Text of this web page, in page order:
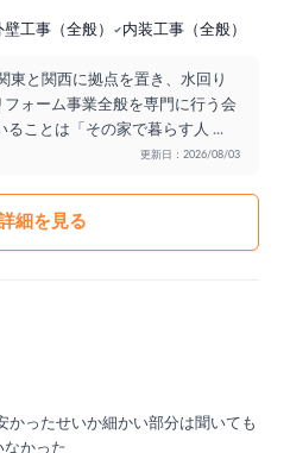
壁工事（全般） 内装工事（全般）
東と関西に拠点を置き、水回り
ォーム事業全般を専門に行う会
ることは「その家で暮らす人 ...
更新日：2026/08/03
細を見る
かったせいか細かい部分は聞いても
なかった